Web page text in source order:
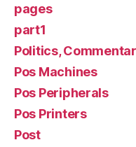
pages
part1
Politics,
Pos Machines
Pos Peripherals
Pos Printers
Post